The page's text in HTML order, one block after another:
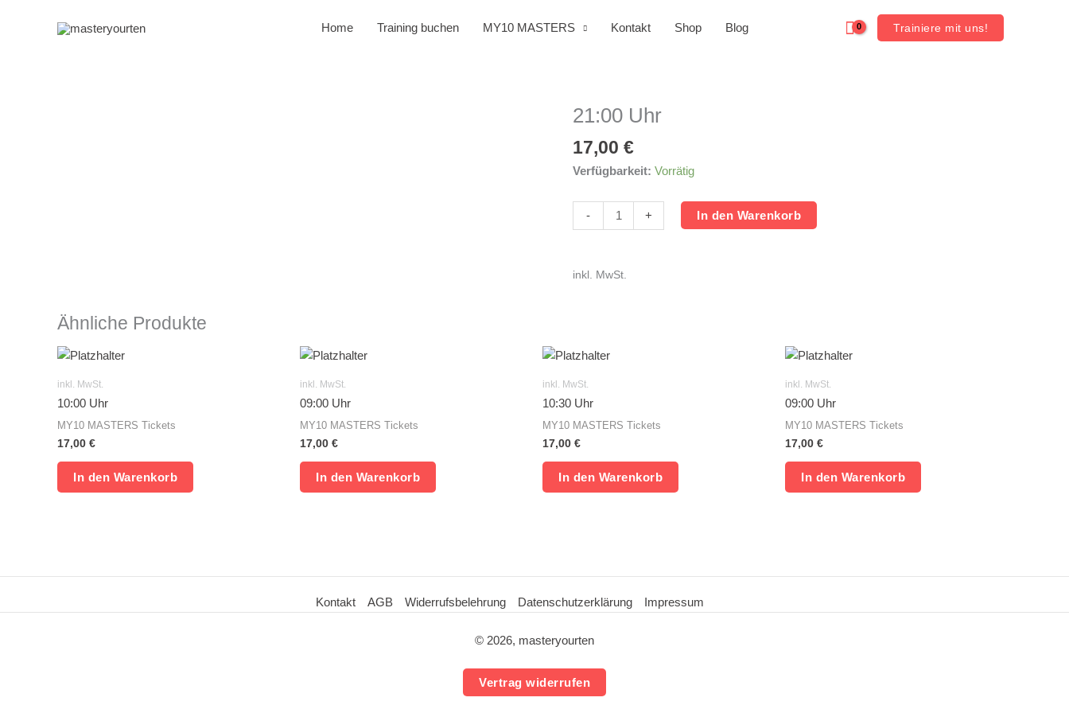
Home Training buchen MY10 MASTERS Kontakt Shop Blog Trainiere mit uns!
21:00 Uhr
17,00 €
Verfügbarkeit: Vorrätig
-
21:00
Menge
+ In den Warenkorb
inkl. MwSt.
Ähnliche Produkte
inkl. MwSt.
10:00 Uhr
MY10 MASTERS Tickets
17,00 €
In den Warenkorb
inkl. MwSt.
09:00 Uhr
MY10 MASTERS Tickets
17,00 €
In den Warenkorb
inkl. MwSt.
10:30 Uhr
MY10 MASTERS Tickets
17,00 €
In den Warenkorb
inkl. MwSt.
09:00 Uhr
MY10 MASTERS Tickets
17,00 €
In den Warenkorb
Kontakt AGB Widerrufsbelehrung Datenschutzerklärung Impressum
© 2026, masteryourten
Vertrag widerrufen